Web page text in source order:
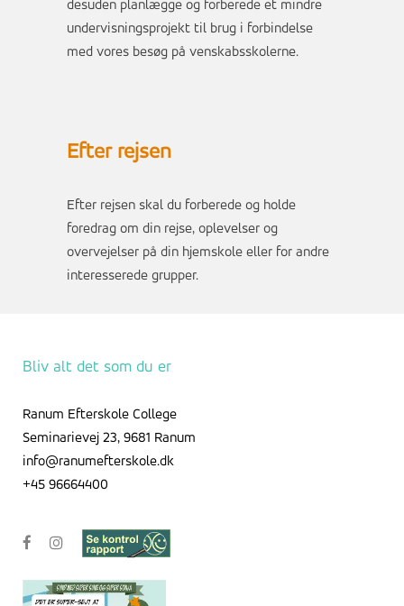
desuden planlægge og forberede et mindre
undervisningsprojekt til brug i forbindelse
med vores besøg på venskabsskolerne.
Efter rejsen
Efter rejsen skal du forberede og holde
foredrag om din rejse, oplevelser og
overvejelser på din hjemskole eller for andre
interesserede grupper.
Bliv alt det som du er
Ranum Efterskole College
Seminarievej 23, 9681 Ranum
info@ranumefterskole.dk
+45 96664400